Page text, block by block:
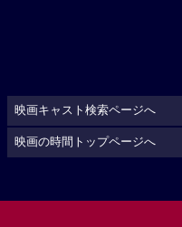
映画キャスト検索ページへ
映画の時間トップページへ